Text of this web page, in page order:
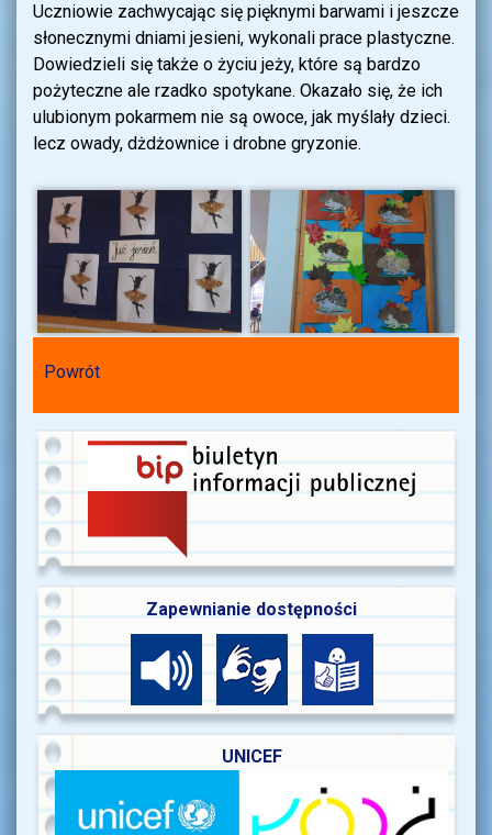
Uczniowie zachwycając się pięknymi barwami i jeszcze
słonecznymi dniami jesieni, wykonali prace plastyczne.
Dowiedzieli się także o życiu jeży, które są bardzo
pożyteczne ale rzadko spotykane. Okazało się, że ich
ulubionym pokarmem nie są owoce, jak myślały dzieci.
lecz owady, dżdżownice i drobne gryzonie.
Powrót
Zapewnianie dostępności
UNICEF